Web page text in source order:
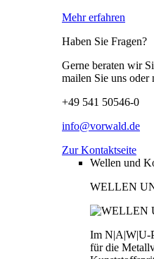
Mehr erfahren
Haben Sie Fragen?
Gerne beraten wir
mailen Sie uns oder
+49 541 50546-0
info@vorwald.de
Zur Kontaktseite
Wellen und
WELLEN
Im N|A|W|U-
für die